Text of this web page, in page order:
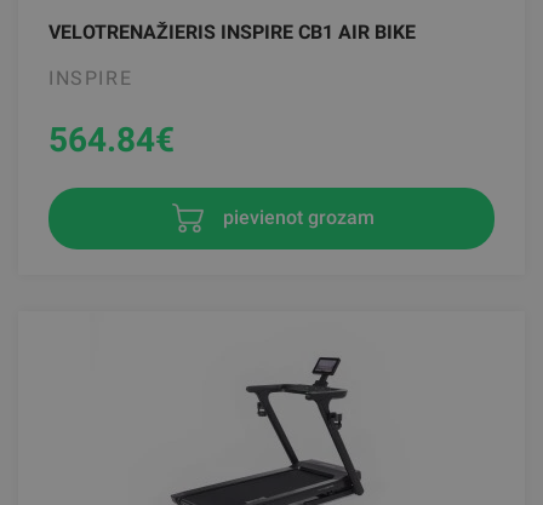
VELOTRENAŽIERIS INSPIRE CB1 AIR BIKE
INSPIRE
564.84€
pievienot grozam